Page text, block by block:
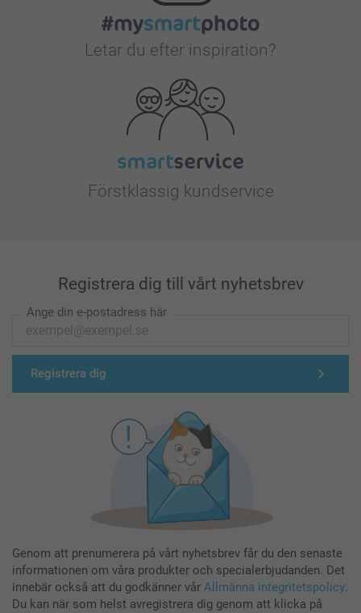
Letar du efter inspiration?
Förstklassig kundservice
Registrera dig till vårt nyhetsbrev
Ange din e-postadress här
Registrera dig
Genom att prenumerera på vårt nyhetsbrev får du den senaste
informationen om våra produkter och specialerbjudanden. Det
innebär också att du godkänner vår Allmänna integritetspolicy.
Du kan när som helst avregistrera dig genom att klicka på